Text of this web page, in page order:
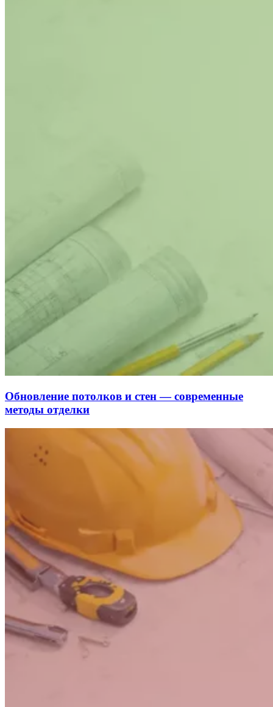
Обновление потолков и стен — современные
методы отделки